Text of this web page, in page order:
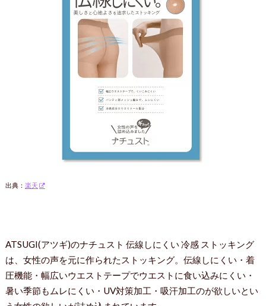
出典： 楽天
ATSUGI(アツギ)のナチュスト 伝線しにくい 冷感 ストッキング
は、女性の声を元に作られたストッキング。伝線しにくい・着
圧機能・幅広いウエストテープでウエストに食い込みにくい・
暑い季節もムレにくい・UV対策加工・吸汗加工のが欲しいとい